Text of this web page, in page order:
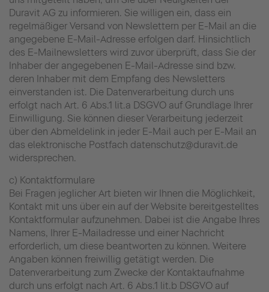
Duravit AG zu informieren. Sie willigen ein, dass ein
regelmäßiger Versand von Newslettern per E-Mail an die
angegebene E-Mail-Adresse erfolgen darf. Hinsichtlich
des E-Mailnewsletters wird zuvor überprüft, dass Sie der
Inhaber der angegebenen E-Mail-Adresse sind bzw.
deren Inhaber mit dem Empfang des Newsletters
einverstanden ist. Die Datenverarbeitung durch uns
erfolgt nach Art. 6 Abs.1 lit.a DSGVO auf Grundlage Ihrer
Einwilligung. Sie können dieser Verarbeitung jederzeit
über den Abmeldelink in jeder E-Mail auch per E-Mail an
das elektronische Postfach datenschutz@duravit.de
widersprechen.
c) Kontaktformulare
Bei Fragen jeglicher Art bieten wir Ihnen die Möglichkeit,
Kontakt mit uns über ein auf der Website bereitgestelltes
Kontaktformular aufzunehmen. Dabei ist die Angabe Ihres
Namens, Ihrer E-Mailadresse und einer Nachricht
erforderlich, um diese beantworten zu können. Weitere
Angaben können freiwillig getätigt werden. Die
Datenverarbeitung zum Zwecke der Kontaktaufnahme
durch uns erfolgt nach Art. 6 Abs.1 lit.b DSGVO auf